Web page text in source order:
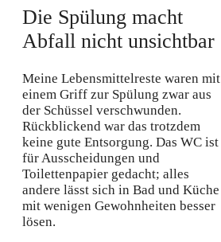
Die Spülung macht
Abfall nicht unsichtbar
Meine Lebensmittelreste waren mit
einem Griff zur Spülung zwar aus
der Schüssel verschwunden.
Rückblickend war das trotzdem
keine gute Entsorgung. Das WC ist
für Ausscheidungen und
Toilettenpapier gedacht; alles
andere lässt sich in Bad und Küche
mit wenigen Gewohnheiten besser
lösen.